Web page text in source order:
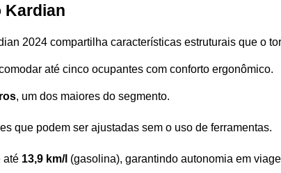
Kardian
2024 compartilha características estruturais que o
até cinco ocupantes com conforto ergonômico.
, um dos maiores do segmento.
que podem ser ajustadas sem o uso de ferramentas.
até 13,9 km/l (gasolina), garantindo autonomia em